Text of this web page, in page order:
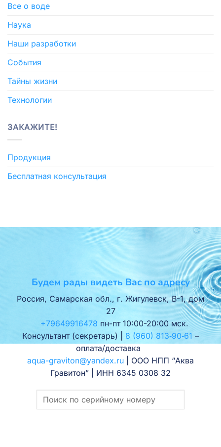
Все о воде
Наука
Наши разработки
События
Тайны жизни
Технологии
ЗАКАЖИТЕ!
Продукция
Бесплатная консультация
Будем рады видеть Вас по адресу
Россия, Самарская обл., г. Жигулевск, В-1, дом
27
+79649916478 пн-пт 10:00-20:00 мск.
Консультант (секретарь) | 8 (960) 813‑90‑61 –
оплата/доставка
aqua-graviton@yandex.ru | ООО НПП “Аква
Гравитон” | ИНН 6345 0308 32